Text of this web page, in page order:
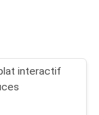
interactif